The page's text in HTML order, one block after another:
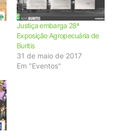
Justiça embarga 28ª
Exposição Agropecuária de
Buritis
31 de maio de 2017
Em "Eventos"